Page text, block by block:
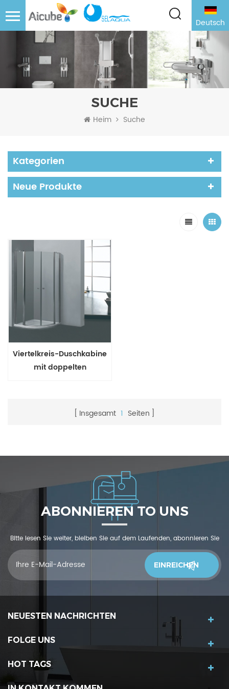
Deutsch
SUCHE
Heim Suche
Kategorien
Neue Produkte
Viertelkreis-Duschkabine
mit doppelten
Insgesamt 1 Seiten
ABONNIEREN TO UNS
Bitte lesen Sie weiter, bleiben Sie auf dem Laufenden, abonnieren Sie
und wir begrüßen Sie, uns was zu sagendu denkst
NEUESTEN NACHRICHTEN
FOLGE UNS
HOT TAGS